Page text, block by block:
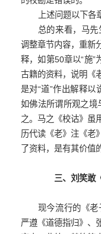
上述问题以下各
总的来看，马
调整章节内容，重新
释，如第50章以“施”
古籍的资料，说明《
是对“道”作出解释以
如佛法所谓所观之境
之。马之《校诂》虽
历代读《老》注《老
了资料，是有其价值
三、刘笑敢
现今流行的《老
严遵《道德指归》、